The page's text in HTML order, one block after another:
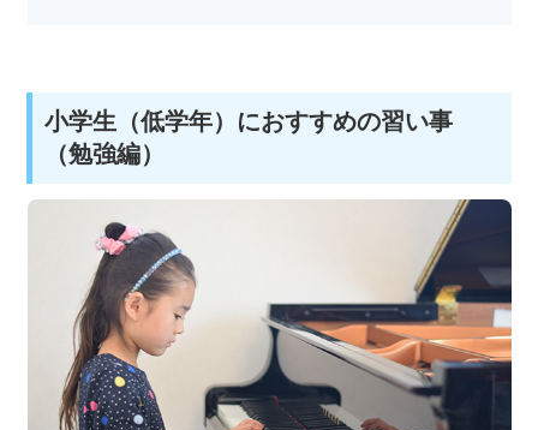
小学生（低学年）におすすめの習い事
（勉強編）